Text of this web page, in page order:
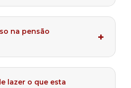
na pensão
lazer o que esta